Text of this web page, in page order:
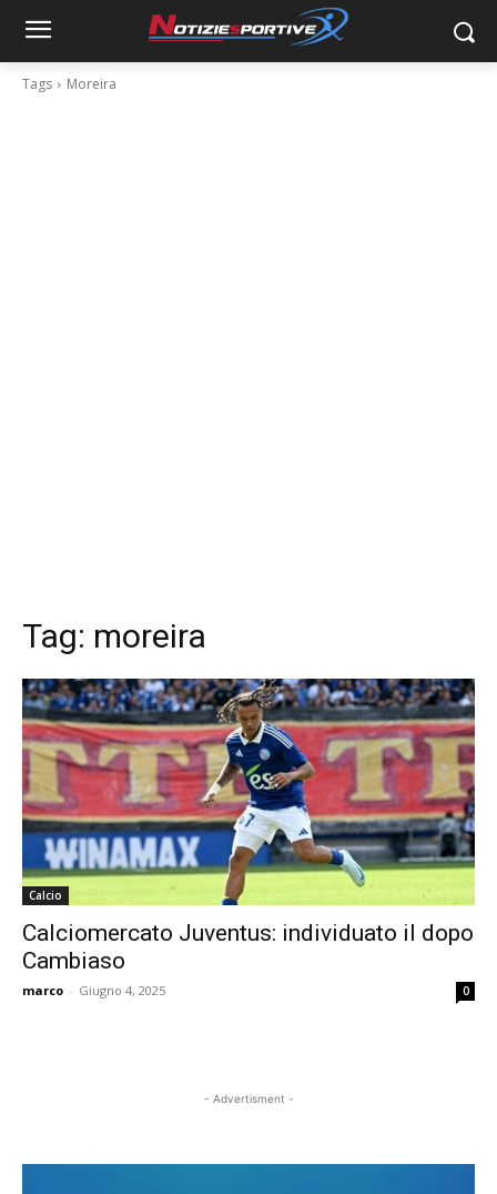
Tags Moreira
Tag: moreira
Calcio
Calciomercato Juventus: individuato il dopo
Cambiaso
marco - Giugno 4, 2025 0
- Advertisment -